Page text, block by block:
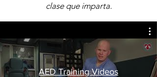
clase que imparta.
AED Training Videos